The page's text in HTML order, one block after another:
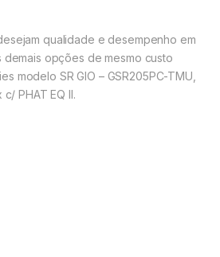
qualidade e desempenho em
opções de mesmo custo
SR GIO – GSR205PC-TMU,
PHAT EQ II.